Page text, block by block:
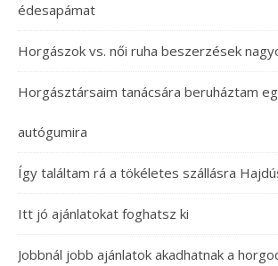
édesapámat
Horgászok vs. női ruha beszerzések
Horgásztársaim tanácsára beruháztam
autógumira
Így találtam rá a tökéletes szállásra
Itt jó ajánlatokat foghatsz ki
Jobbnál jobb ajánlatok akadhatnak a